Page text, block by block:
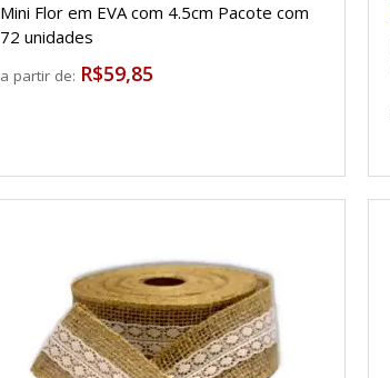
Mini Flor em EVA com 4.5cm Pacote com
72 unidades
a partir de: R$59,85